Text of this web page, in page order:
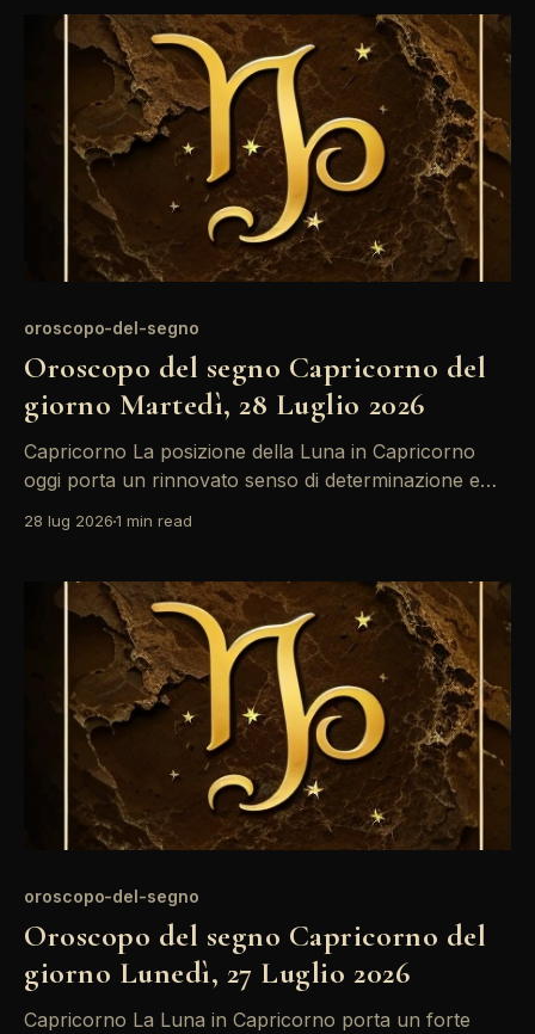
affettivi, anche se potrebbero sembrare un po' tesi.
Le stelle suggeriscono
oroscopo-del-segno
Oroscopo del segno Capricorno del
giorno Martedì, 28 Luglio 2026
Capricorno La posizione della Luna in Capricorno
oggi porta un rinnovato senso di determinazione e
la Luna, ci sono opportunità di riflessione profonda e
affrontare questioni di lavoro con una nuova
prospettiva. Il
28 lug 20261 min read
oroscopo-del-segno
Oroscopo del segno Capricorno del
giorno Lunedì, 27 Luglio 2026
Capricorno La Luna in Capricorno porta un forte